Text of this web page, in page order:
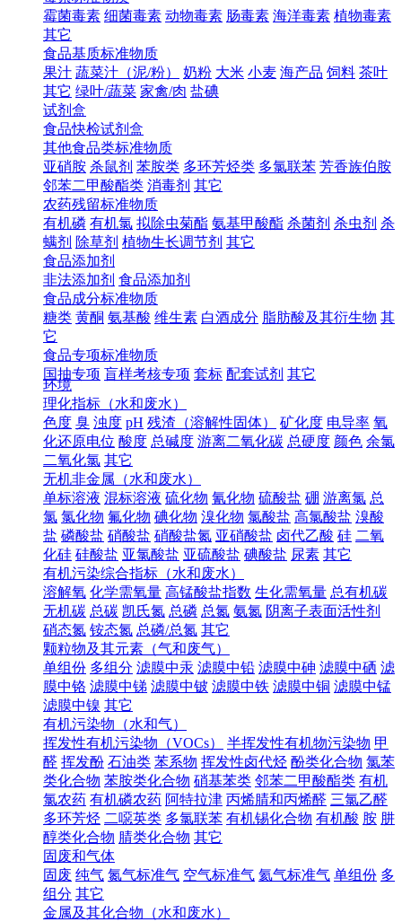
霉菌毒素 细菌毒素 动物毒素 肠毒素 海洋毒素 植物毒素
其它
食品基质标准物质
果汁 蔬菜汁（泥/粉） 奶粉 大米 小麦 海产品 饲料 茶叶
其它 绿叶/蔬菜 家禽/肉 盐碘
试剂盒
食品快检试剂盒
其他食品类标准物质
亚硝胺 杀鼠剂 苯胺类 多环芳烃类 多氯联苯 芳香族伯胺
邻苯二甲酸酯类 消毒剂 其它
农药残留标准物质
有机磷 有机氯 拟除虫菊酯 氨基甲酸酯 杀菌剂 杀虫剂 杀
螨剂 除草剂 植物生长调节剂 其它
食品添加剂
非法添加剂 食品添加剂
食品成分标准物质
糖类 黄酮 氨基酸 维生素 白酒成分 脂肪酸及其衍生物 其
它
食品专项标准物质
国抽专项 盲样考核专项 套标 配套试剂 其它
环境
理化指标（水和废水）
色度 臭 浊度 pH 残渣（溶解性固体） 矿化度 电导率 氧
化还原电位 酸度 总碱度 游离二氧化碳 总硬度 颜色 余氯
二氧化氯 其它
无机非金属（水和废水）
单标溶液 混标溶液 硫化物 氰化物 硫酸盐 硼 游离氯 总
氯 氯化物 氟化物 碘化物 溴化物 氯酸盐 高氯酸盐 溴酸
盐 磷酸盐 硝酸盐 硝酸盐氮 亚硝酸盐 卤代乙酸 硅 二氧
化硅 硅酸盐 亚氯酸盐 亚硫酸盐 碘酸盐 尿素 其它
有机污染综合指标（水和废水）
溶解氧 化学需氧量 高锰酸盐指数 生化需氧量 总有机碳
无机碳 总碳 凯氏氮 总磷 总氮 氨氮 阴离子表面活性剂
硝态氮 铵态氮 总磷/总氮 其它
颗粒物及其元素（气和废气）
单组份 多组分 滤膜中汞 滤膜中铅 滤膜中砷 滤膜中硒 滤
膜中铬 滤膜中锑 滤膜中铍 滤膜中铁 滤膜中铜 滤膜中锰
滤膜中镍 其它
有机污染物（水和气）
挥发性有机污染物（VOCs）
半挥发性有机物污染物 甲
醛 挥发酚 石油类 苯系物 挥发性卤代烃 酚类化合物 氯苯
类化合物 苯胺类化合物 硝基苯类 邻苯二甲酸酯类 有机
氯农药 有机磷农药 阿特拉津 丙烯腈和丙烯醛 三氯乙醛
多环芳烃 二噁英类 多氯联苯 有机锡化合物 有机酸 胺 肼
醇类化合物 腈类化合物 其它
固废和气体
固废 纯气 氮气标准气 空气标准气 氦气标准气 单组份 多
组分 其它
金属及其化合物（水和废水）